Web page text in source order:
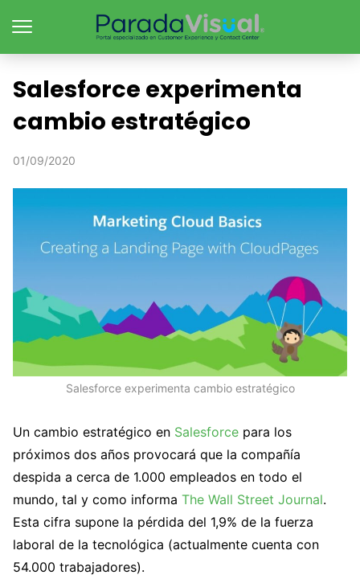
Salesforce experimenta
cambio estratégico
01/09/2020
Salesforce experimenta cambio estratégico
Un cambio estratégico en Salesforce para los
próximos dos años provocará que la compañía
despida a cerca de 1.000 empleados en todo el
mundo, tal y como informa The Wall Street Journal.
Esta cifra supone la pérdida del 1,9% de la fuerza
laboral de la tecnológica (actualmente cuenta con
54.000 trabajadores).